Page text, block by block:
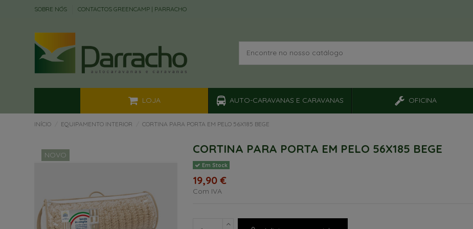
SOBRE NÓS CONTACTOS GREENCAMP | PARRACHO
LOJA AUTO-CARAVANAS E CARAVANAS OFICINA
INÍCIO EQUIPAMENTO INTERIOR CORTINA PARA PORTA EM PELO 56X185 BEGE
NOVO CORTINA PARA PORTA EM PELO 56X185 BEGE
Em Stock
19,90 €
Com IVA